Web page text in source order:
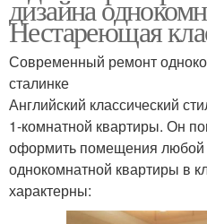
дизайна
Нестареющая
Современный ремонт
сталинке
Английский классический
1-комнатной квартиры. Он
оформить помещения
однокомнатной квартиры в
характерны: